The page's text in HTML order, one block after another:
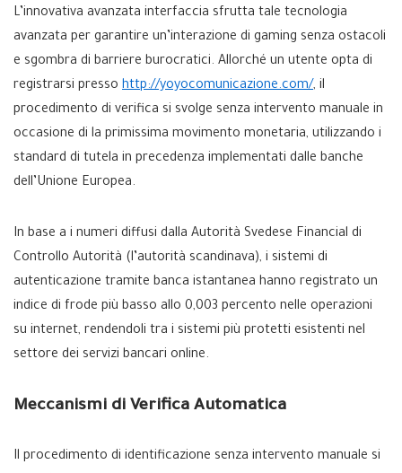
L’innovativa avanzata interfaccia sfrutta tale tecnologia
avanzata per garantire un’interazione di gaming senza ostacoli
e sgombra di barriere burocratici. Allorché un utente opta di
registrarsi presso http://yoyocomunicazione.com/, il
procedimento di verifica si svolge senza intervento manuale in
occasione di la primissima movimento monetaria, utilizzando i
standard di tutela in precedenza implementati dalle banche
dell’Unione Europea.
In base a i numeri diffusi dalla Autorità Svedese Financial di
Controllo Autorità (l’autorità scandinava), i sistemi di
autenticazione tramite banca istantanea hanno registrato un
indice di frode più basso allo 0,003 percento nelle operazioni
su internet, rendendoli tra i sistemi più protetti esistenti nel
settore dei servizi bancari online.
Meccanismi di Verifica Automatica
Il procedimento di identificazione senza intervento manuale si